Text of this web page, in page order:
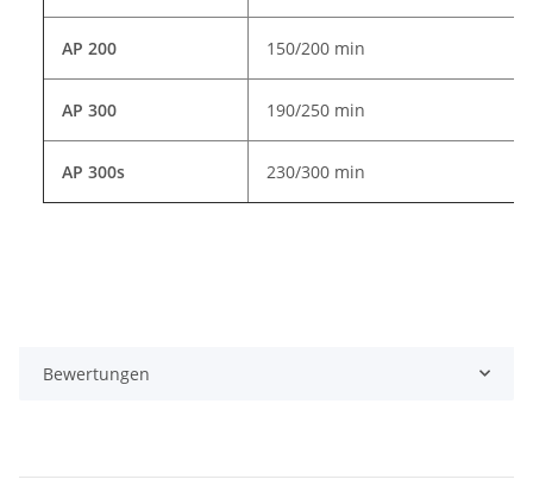
AP 200 150/200 min
AP 300 190/250 min
AP 300s 230/300 min
Bewertungen